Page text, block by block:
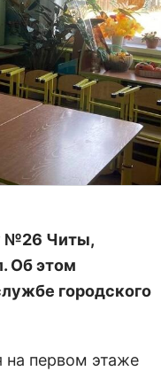
№26 Читы,
Об этом
городского
первом этаже